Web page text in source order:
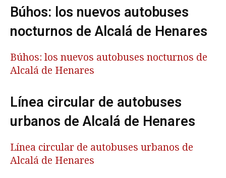
Búhos: los nuevos autobuses
nocturnos de Alcalá de Henares
Búhos: los nuevos autobuses nocturnos de
Alcalá de Henares
Línea circular de autobuses
urbanos de Alcalá de Henares
Línea circular de autobuses urbanos de
Alcalá de Henares